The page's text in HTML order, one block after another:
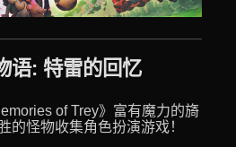
语: 特雷的回忆
of Trey》富有魔力的旖
的怪物收集角色扮演游戏！